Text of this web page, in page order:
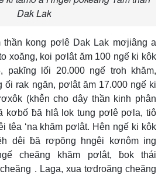
Dak Lak
thần kong pơlê Dak Lak mơjiâng a
xoăng, koi pơlât ăm 100 ngế ki kôk
pakĭng lối 20.000 ngế troh khăm,
ối rak ngăn, pơlât ăm 17.000 ngế ki
(khê̆n cho dây thần kinh phân
kơbố ƀă hlâ lok tung pơlê pơla, tiô
têa ‘na khăm pơlât. Hên ngế ki kôk
dêi ƀă rơpŏng hngêi kơnôm ing
cheăng khăm pơlât, ƀok thái
. Laga, xua tơdroăng cheăng